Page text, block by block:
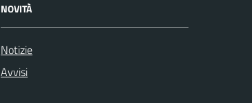
NOVITÀ
Notizie
Avvisi